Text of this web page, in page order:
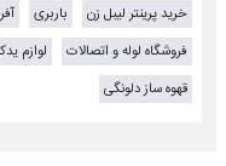
خرید پرینتر لیبل زن
باربری
فروشگاه لوله و اتصالات
لوازم
قهوه ساز دلونگی